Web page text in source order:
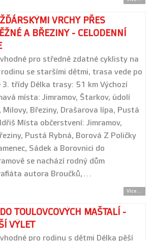
VRCHY PŘES
A BŘEZINY - CELODENNÍ
pro středně zdatné cyklisty na
se staršími dětmi, trasa vede po
3. třídy Délka trasy: 51 km Výchozí
místa: Jimramov, Štarkov, údolí
Milovy, Březiny, Drašarova lípa, Pustá
Místa občerstvení: Jimramov,
Pustá Rybná, Borová Z Poličky
Sádek a Borovnici do
se nachází rodný dům
autora Broučků,…
Více...
TOULOVCOVÝCH MAŠTALÍ -
VÝLET
pro rodinu s dětmi Délka pěší